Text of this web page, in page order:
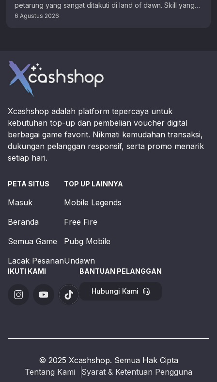
petarung yang sangat ditakuti di land of dawn. Skill yang
dimiliki …
6 Agustus 2026
Xcashshop adalah platform tepercaya untuk
kebutuhan top-up dan pembelian voucher digital
berbagai game favorit. Nikmati kemudahan transaksi,
dukungan pelanggan responsif, serta promo menarik
setiap hari.
PETA SITUS
Masuk
Beranda
Semua Game
Lacak Pesanan
TOP UP LAINNYA
Mobile Legends
Free Fire
Pubg Mobile
Undawn
IKUTI KAMI BANTUAN PELANGGAN
Hubungi Kami
© 2025 Xcashshop. Semua Hak Cipta
Tentang Kami
Syarat & Ketentuan Pengguna